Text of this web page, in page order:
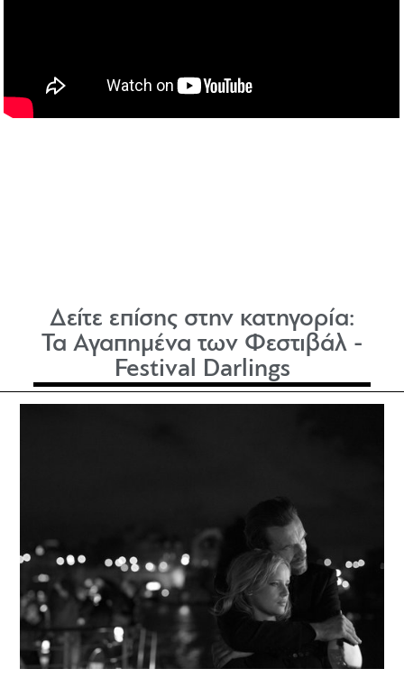
Δείτε επίσης στην κατηγορία:
Τα Αγαπημένα των Φεστιβάλ -
Festival Darlings